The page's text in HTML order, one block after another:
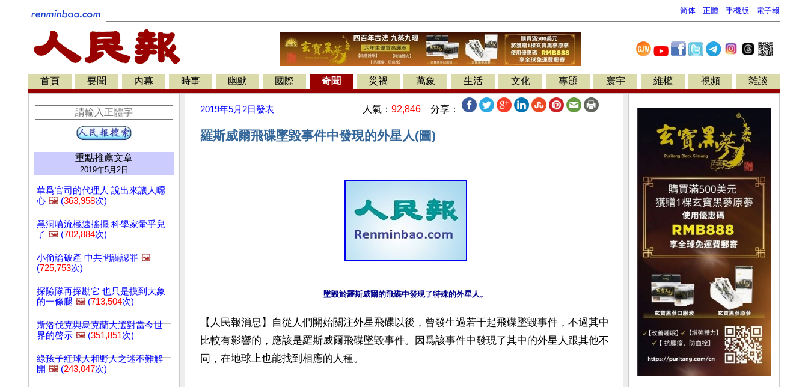
简体 - 正體 - 手機版 - 電子報
首頁 要聞 內幕 時事 幽默 國際 奇聞 災禍 萬象 生活 文化 專題 寰宇 維權 視頻 雜談
重點推薦文章
2019年5月2日
華爲官司的代理人 說出來讓人噁
心 🖼️ (363,958次)
黑洞噴流極速搖擺 科學家暈乎兒
了 🖼️ (702,884次)
小偷論破產 中共間諜認罪 🖼️
(725,753次)
探險隊再探勘它 也只是摸到大象
的一條腿 🖼️ (713,504次)
斯洛伐克與烏克蘭大選對當今世
界的啓示 🖼️ (351,851次)
綠孩子紅球人和野人之迷不難解
開 🖼️ (243,047次)
2019年5月2日發表 人氣： 92,846 分享：
羅斯威爾飛碟墜毀事件中發現的外星人(圖)
【人民報消息】自從人們開始關注外星飛碟以後，曾發生過若干起飛碟墜毀事件，不過其中
比較有影響的，應該是羅斯威爾飛碟墜毀事件。因爲該事件中發現了其中的外星人跟其他不
同，在地球上也能找到相應的人種。